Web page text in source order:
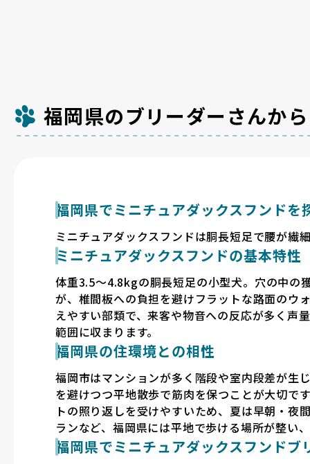
福岡県のブリーダーさんか
福岡県でミニチュアダックスフンドを
ミニチュアダックスフンドは胴長短足で腰が繊
ミニチュアダックスフンドの基本特性
体重3.5〜4.8kgの胴長短足の小型犬。穴の中の
が、椎間板への負担を避けフラットな路面のウ
えやすい部類で、来客や物音への反応が多く声
範囲に収まります。
福岡県の住環境との相性
福岡市はマンションが多く階段や室内段差が生
を避けつつ平地散歩で筋肉を保つことが大切で
トの照り返しを受けやすいため、夏は早朝・
ランなど、福岡県には平地で歩ける場所が整い
福岡県でミニチュアダックスフンド